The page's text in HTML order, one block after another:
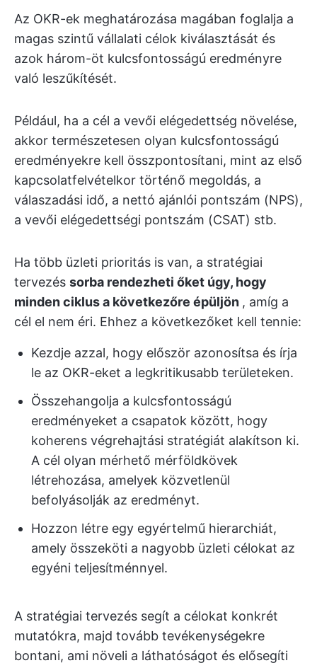
Az OKR-ek meghatározása magában foglalja a
magas szintű vállalati célok kiválasztását és
azok három-öt kulcsfontosságú eredményre
való leszűkítését.
Például, ha a cél a vevői elégedettség növelése,
akkor természetesen olyan kulcsfontosságú
eredményekre kell összpontosítani, mint az első
kapcsolatfelvételkor történő megoldás, a
válaszadási idő, a nettó ajánlói pontszám (NPS),
a vevői elégedettségi pontszám (CSAT) stb.
Ha több üzleti prioritás is van, a stratégiai
tervezés sorba rendezheti őket úgy, hogy
minden ciklus a következőre épüljön , amíg a
cél el nem éri. Ehhez a következőket kell tennie:
Kezdje azzal, hogy először azonosítsa és írja
le az OKR-eket a legkritikusabb területeken.
Összehangolja a kulcsfontosságú
eredményeket a csapatok között, hogy
koherens végrehajtási stratégiát alakítson ki.
A cél olyan mérhető mérföldkövek
létrehozása, amelyek közvetlenül
befolyásolják az eredményt.
Hozzon létre egy egyértelmű hierarchiát,
amely összeköti a nagyobb üzleti célokat az
egyéni teljesítménnyel.
A stratégiai tervezés segít a célokat konkrét
mutatókra, majd tovább tevékenységekre
bontani, ami növeli a láthatóságot és elősegíti